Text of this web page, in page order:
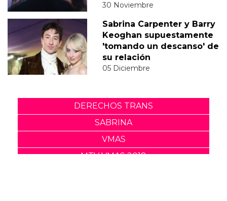
30 Noviembre
Sabrina Carpenter y Barry
Keoghan supuestamente
'tomando un descanso' de
su relación
05 Diciembre
DERECHOS TRANS
SABRINA
VMAS
MTV VMAS 2018